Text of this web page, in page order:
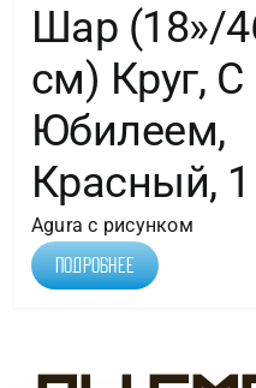
Шар (18»/
см) Круг, С
Юбилеем,
Красный,
Agura с рисунком
Подробнее